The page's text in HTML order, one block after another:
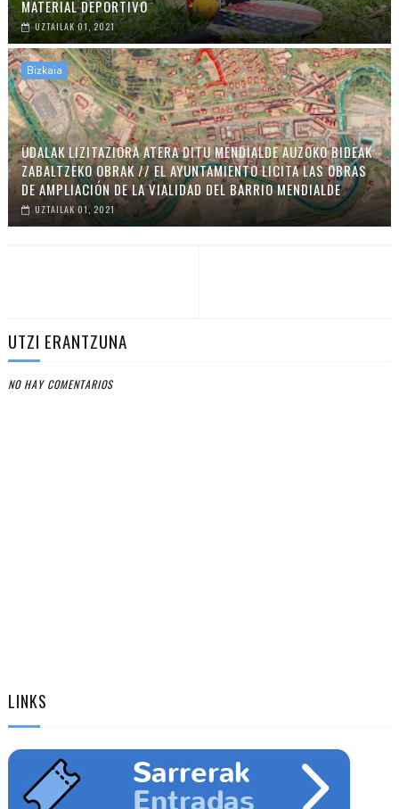
MATERIAL DEPORTIVO
UZTAILAK 01, 2021
Bizkaia
UDALAK LIZITAZIORA ATERA DITU MENDIALDE AUZOKO BIDEAK
ZABALTZEKO OBRAK // EL AYUNTAMIENTO LICITA LAS OBRAS
DE AMPLIACIÓN DE LA VIALIDAD DEL BARRIO MENDIALDE
UZTAILAK 01, 2021
UTZI ERANTZUNA
NO HAY COMENTARIOS
LINKS